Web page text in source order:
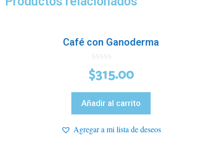
Café con Ganoderma
0
d
e
$315.00
Añadir al carrito
Agregar a mi lista de deseos